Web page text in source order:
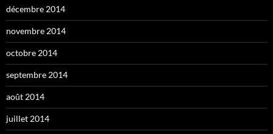
décembre 2014
novembre 2014
octobre 2014
septembre 2014
août 2014
juillet 2014